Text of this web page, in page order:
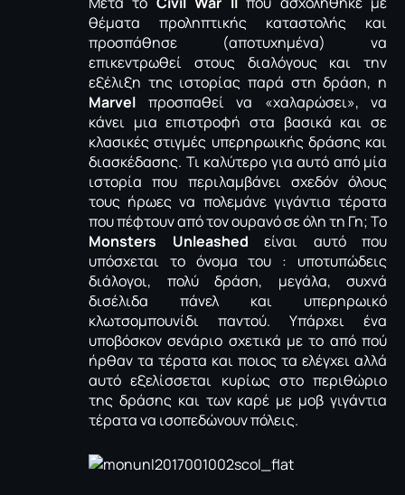
θέματα προληπτικής καταστολής και
προσπάθησε (αποτυχημένα) να
επικεντρωθεί στους διαλόγους και την
εξέλιξη της ιστορίας παρά στη δράση, η
Marvel προσπαθεί να «χαλαρώσει», να
κάνει μια επιστροφή στα βασικά και σε
κλασικές στιγμές υπερηρωικής δράσης και
διασκέδασης. Τι καλύτερο για αυτό από μία
ιστορία που περιλαμβάνει σχεδόν όλους
τους ήρωες να πολεμάνε γιγάντια τέρατα
που πέφτουν από τον ουρανό σε όλη τη Γη; Το
Monsters Unleashed είναι αυτό που
υπόσχεται το όνομα του : υποτυπώδεις
διάλογοι, πολύ δράση, μεγάλα, συχνά
δισέλιδα πάνελ και υπερηρωικό
κλωτσομπουνίδι παντού. Υπάρχει ένα
υποβόσκον σενάριο σχετικά με το από πού
ήρθαν τα τέρατα και ποιος τα ελέγχει αλλά
αυτό εξελίσσεται κυρίως στο περιθώριο
της δράσης και των καρέ με μοβ γιγάντια
τέρατα να ισοπεδώνουν πόλεις.